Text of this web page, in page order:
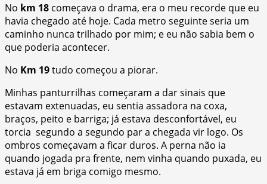
No km 18 começava o drama, era o meu recorde que eu
havia chegado até hoje. Cada metro seguinte seria um
caminho nunca trilhado por mim; e eu não sabia bem o
que poderia acontecer.
No Km 19tudo começou a piorar.
Minhas panturrilhas começaram a dar sinais que
estavam extenuadas, eu sentia assadora na coxa,
braços, peito e barriga; já estava desconfortável, eu
torcia segundo a segundo par a chegada vir logo. Os
ombros começavam a ficar duros. A perna não ia
quando jogada pra frente, nem vinha quando puxada, eu
estava já em briga comigo mesmo.